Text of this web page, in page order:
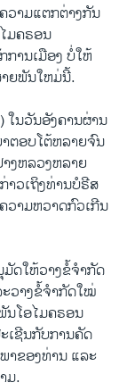
ວາມແຕກຕ່າງກັນ
ມ​ຄ​ຣອນ
ານເມືອງ ບໍ່ໃຫ້
ຍພັນໃຫມ່ນີ້.
ໃນວັນອັງຄານ​ຜ່ານ​
ຕອບ​ໂຕ້​ຫລາຍ​ຈົນ
ງຫລວງ​ຫລາຍ
າວເຖິງທ່ານບໍ​ຣີ​ສ
ວາມ​ຫວາດ​ກົວ​ເກີນ​
ດໃຫ້ວາງຂໍ້ຈຳກັດ
ວາງຂໍ້​ຈຳ​ກັດ​ໃໝ່
ນ​ໂອ​ໄມ​ຄ​ຣອນ
ເຊີນກັບການຄັດ​
າຂອງທ່ານ ແລະ
ມ.